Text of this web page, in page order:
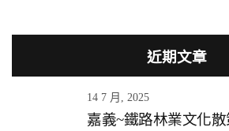
近期文章
14 7 月, 2025
嘉義~鐵路林業文化